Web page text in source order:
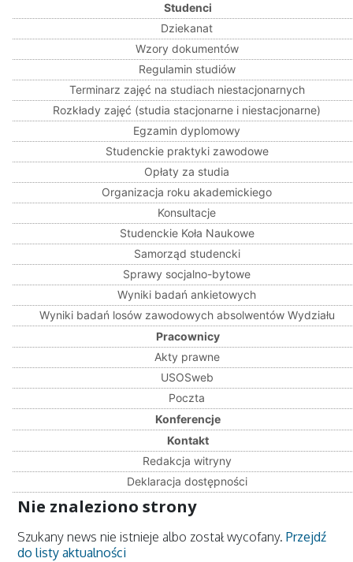
Studenci
Dziekanat
Wzory dokumentów
Regulamin studiów
Terminarz zajęć na studiach niestacjonarnych
Rozkłady zajęć (studia stacjonarne i niestacjonarne)
Egzamin dyplomowy
Studenckie praktyki zawodowe
Opłaty za studia
Organizacja roku akademickiego
Konsultacje
Studenckie Koła Naukowe
Samorząd studencki
Sprawy socjalno-bytowe
Wyniki badań ankietowych
Wyniki badań losów zawodowych absolwentów Wydziału
Pracownicy
Akty prawne
USOSweb
Poczta
Konferencje
Kontakt
Redakcja witryny
Deklaracja dostępności
Nie znaleziono strony
Szukany news nie istnieje albo został wycofany. Przejdź
do listy aktualności